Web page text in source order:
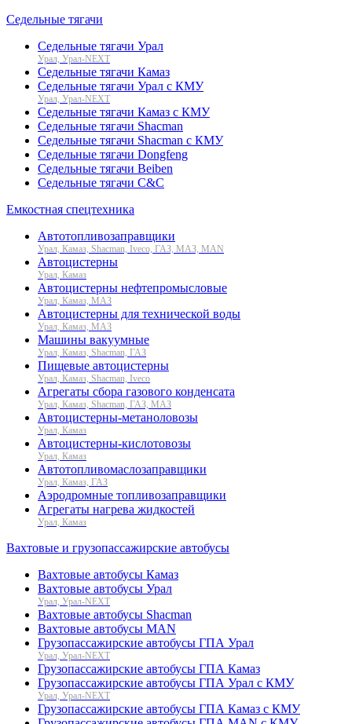
Седельные тягачи
Седельные тягачи Урал
Урал, Урал-NEXT
Седельные тягачи Камаз
Седельные тягачи Урал с КМУ
Урал, Урал-NEXT
Седельные тягачи Камаз с КМУ
Седельные тягачи Shacman
Седельные тягачи Shacman с КМУ
Седельные тягачи Dongfeng
Седельные тягачи Beiben
Седельные тягачи C&C
Емкостная спецтехника
Автотопливозаправщики
Урал, Камаз, Shacman, Iveco, ГАЗ, МАЗ, MAN
Автоцистерны
Урал, Камаз
Автоцистерны нефтепромысловые
Урал, Камаз, МАЗ
Автоцистерны для технической воды
Урал, Камаз, МАЗ
Машины вакуумные
Урал, Камаз, Shacman, ГАЗ
Пищевые автоцистерны
Урал, Камаз, Shacman, Iveco
Агрегаты сбора газового конденсата
Урал, Камаз, Shacman, ГАЗ, МАЗ
Автоцистерны-метаноловозы
Урал, Камаз
Автоцистерны-кислотовозы
Урал, Камаз
Автотопливомаслозаправщики
Урал, Камаз, ГАЗ
Аэродромные топливозаправщики
Агрегаты нагрева жидкостей
Урал, Камаз
Вахтовые и грузопассажирские автобусы
Вахтовые автобусы Камаз
Вахтовые автобусы Урал
Урал, Урал-NEXT
Вахтовые автобусы Shacman
Вахтовые автобусы MAN
Грузопассажирские автобусы ГПА Урал
Урал, Урал-NEXT
Грузопассажирские автобусы ГПА Камаз
Грузопассажирские автобусы ГПА Урал с КМУ
Урал, Урал-NEXT
Грузопассажирские автобусы ГПА Камаз с КМУ